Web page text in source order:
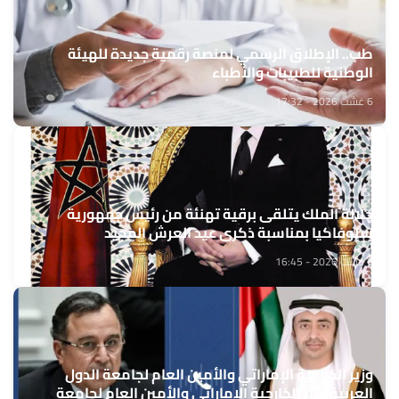
طب.. الإطلاق الرسمي لمنصة رقمية جديدة للهيئة
الوطنية للطبيبات والأطباء
6 غشت 2026 - 17:32
جلالة الملك يتلقى برقية تهنئة من رئيس جمهورية
سلوفاكيا بمناسبة ذكرى عيد العرش المجيد
6 غشت 2026 - 16:45
وزير الخارجية الإماراتي والأمين العام لجامعة الدول
العربية وزير الخارجية الإماراتي والأمين العام لجامعة